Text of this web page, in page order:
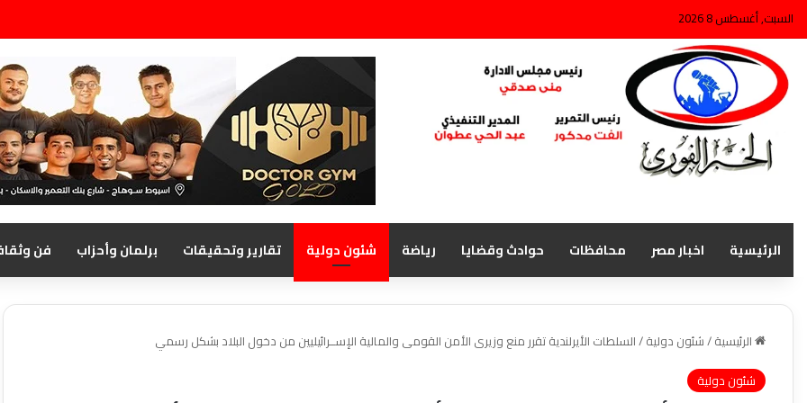
السبت, أغسطس 8 2026
الرئيسية اخبار مصر محافظات حوادث وقضايا رياضة شئون دولية تقارير وتحقيقات برلمان وأحزاب فن
الرئيسية/شئون دولية/السلطات الأيرلندية تقرر منع وزيرى الأمن القومى والمالية الإســرائيليين من دخول البلاد بشكل رسمي
شئون دولية